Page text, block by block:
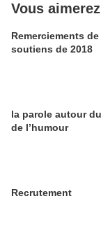
Vous
Remerciements
soutiens de 2018
la parole autour
de l’humour
Recrutement